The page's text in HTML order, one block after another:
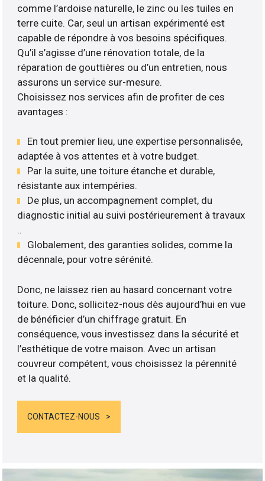
comme l’ardoise naturelle, le zinc ou les tuiles en
terre cuite. Car, seul un artisan expérimenté est
capable de répondre à vos besoins spécifiques.
Qu’il s’agisse d’une rénovation totale, de la
réparation de gouttières ou d’un entretien, nous
assurons un service sur-mesure.
Choisissez nos services afin de profiter de ces
avantages :
En tout premier lieu, une expertise personnalisée,
adaptée à vos attentes et à votre budget.
Par la suite, une toiture étanche et durable,
résistante aux intempéries.
De plus, un accompagnement complet, du
diagnostic initial au suivi postérieurement à travaux
..
Globalement, des garanties solides, comme la
décennale, pour votre sérénité.
Donc, ne laissez rien au hasard concernant votre
toiture. Donc, sollicitez-nous dès aujourd’hui en vue
de bénéficier d’un chiffrage gratuit. En
conséquence, vous investissez dans la sécurité et
l’esthétique de votre maison. Avec un artisan
couvreur compétent, vous choisissez la pérennité
et la qualité.
CONTACTEZ-NOUS